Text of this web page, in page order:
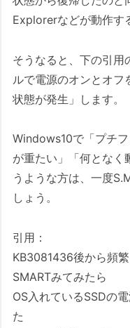
Explorerなどが動作す
そうなると、下の引用
ルで電源のオンとオフ
状態が発生」します。
Windows10で「プチ
が重たい」「何となく
うような方は、一度
しょう。
引用：
KB3081436後から頻
SMARTみてみたら
OS入れているSSDの
た